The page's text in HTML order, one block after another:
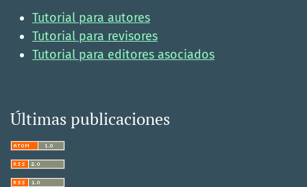
Tutorial para autores
Tutorial para revisores
Tutorial para editores asociados
Últimas publicaciones